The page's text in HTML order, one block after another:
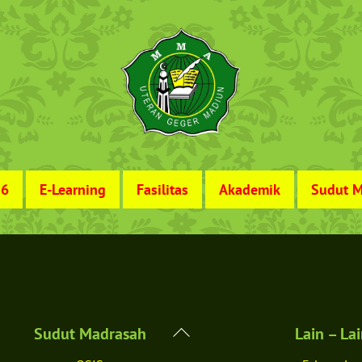
E-Learning Fasilitas Akademik Sudut
Back
Sudut Madrasah Lain –